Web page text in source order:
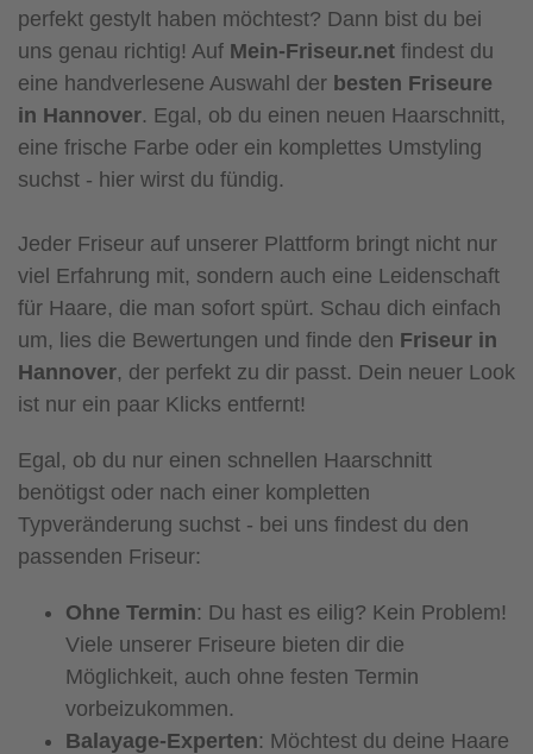
perfekt gestylt haben möchtest? Dann bist du bei
uns genau richtig! Auf Mein-Friseur.net findest du
eine handverlesene Auswahl der besten Friseure
in Hannover. Egal, ob du einen neuen Haarschnitt,
eine frische Farbe oder ein komplettes Umstyling
suchst - hier wirst du fündig.
Jeder Friseur auf unserer Plattform bringt nicht nur
viel Erfahrung mit, sondern auch eine Leidenschaft
für Haare, die man sofort spürt. Schau dich einfach
um, lies die Bewertungen und finde den Friseur in
Hannover, der perfekt zu dir passt. Dein neuer Look
ist nur ein paar Klicks entfernt!
Egal, ob du nur einen schnellen Haarschnitt
benötigst oder nach einer kompletten
Typveränderung suchst - bei uns findest du den
passenden Friseur:
Ohne Termin: Du hast es eilig? Kein Problem!
Viele unserer Friseure bieten dir die
Möglichkeit, auch ohne festen Termin
vorbeizukommen.
Balayage-Experten: Möchtest du deine Haare